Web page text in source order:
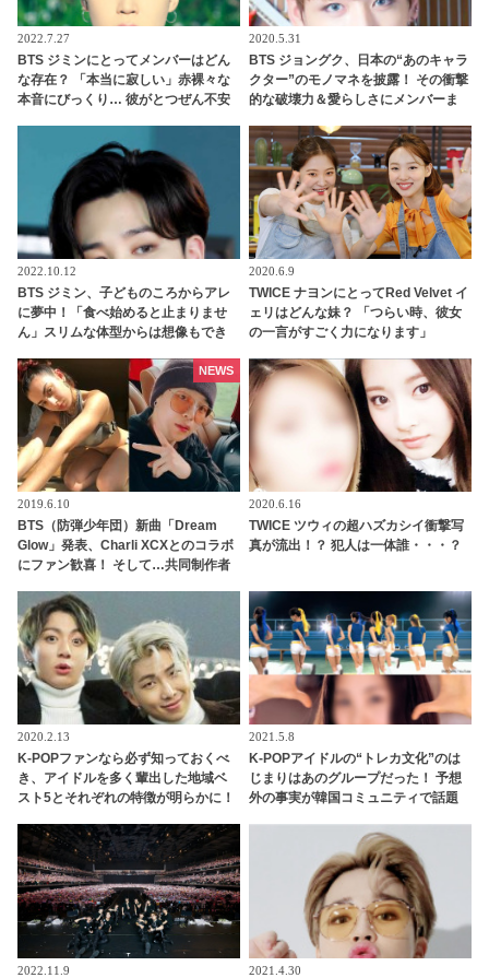
2022.7.27
BTS ジミンにとってメンバーはどん
な存在？ 「本当に寂しい」赤裸々な
本音にびっくり… 彼がとつぜん不安
2020.5.31
BTS ジョングク、日本の“あのキャラ
クター”のモノマネを披露！ その衝撃
的な破壊力＆愛らしさにメンバーま
生残ることとなったジョングクのま
さかのモノマネとは
2022.10.12
BTS ジミン、子どものころからアレ
に夢中！「食べ始めると止まりませ
ん」スリムな体型からは想像もでき
2020.6.9
TWICE ナヨンにとってRed Velvet イ
ェリはどんな妹？ 「つらい時、彼女
の一言がすごく力になります」
2019.6.10
BTS（防弾少年団）新曲「Dream
Glow」発表、Charli XCXとのコラボ
にファン歓喜！ そして…共同制作者
そして彼の絶望から生まれた歌」
NEWS
2020.6.16
TWICE ツウィの超ハズカシイ衝撃写
真が流出！？ 犯人は一体誰・・・？
2020.2.13
K-POPファンなら必ず知っておくべ
き、アイドルを多く輩出した地域ベ
スト5とそれぞれの特徴が明らかに！
ろ？
2021.5.8
K-POPアイドルの“トレカ文化”のは
じまりはあのグループだった！ 予想
外の事実が韓国コミュニティで話題
2022.11.9 2021.4.30